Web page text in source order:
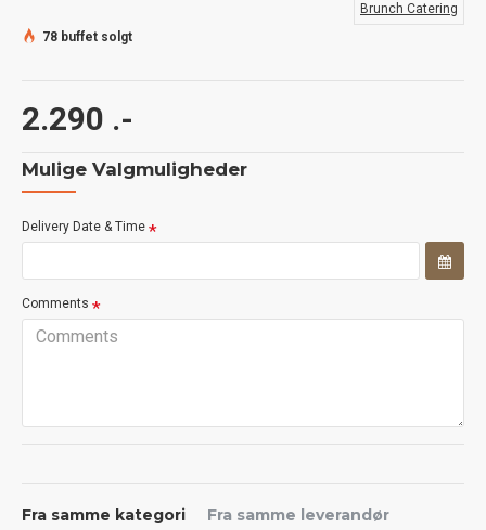
2.290 .-
Brunch Catering
78 buffet solgt
Mulige Valgmuligheder
Delivery Date & Time
Comments
Fra samme kategori Fra samme leverandør